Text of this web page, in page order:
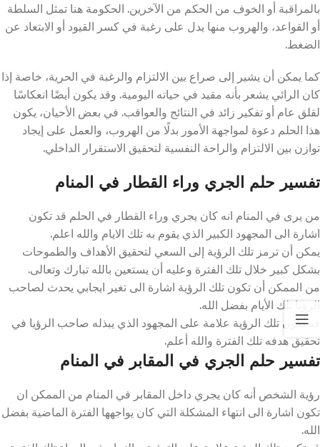
بالمراقبة أو الخوف من الحكم من الآخرين. الحكومة هنا تمثل السلطة
أو القواعد، والهروب منها يدل على رغبة في كسر القيود أو الابتعاد عن
الضغط.
كما يمكن أن يشير إلى صراع بين الالتزام والرغبة في الحرية، خاصة إذا
كان الرائي يشعر بأنه مقيد في حياته اليومية. وقد يكون أيضًا انعكاسًا
لقلق عام أو تفكير زائد في النتائج والعواقب. في بعض الأحيان، يكون
هذا الحلم دعوة لمواجهة الأمور بدلًا من الهروب، والعمل على إيجاد
توازن بين الالتزام والراحة النفسية لتحقيق الاستقرار الداخلي.
تفسير حلم الجري وراء القطار في المنام
من يرى في المنام انه كان يجري وراء القطار في الحلم قد تكون
اشارة الى المجهود الكبير الذي يقوم به تلك الايام والله اعلم.
يمكن أن ترمز تلك الرؤية إلى السعي لتحقيق الأهداف والطموحات
بشكل كبير خلال تلك الفترة وعليه أن يستعين بالله تبارك وتعالى.
من الممكن أن تكون تلك الرؤية اشارة الى تغير ايجابي يحدث لصاحب
الرؤيا تلك الأيام بفضل الله.
قد تكون تلك الرؤية علامة على المجهود الذي يبذله صاحب الرؤيا في
تحقيق هدفه تلك الفترة والله أعلم.
تفسير حلم الجري في المقابر في المنام
رؤية الشخص أنه كان يجري داخل المقابر في المنام من الممكن ان
تكون اشارة الى انتهاء المشكلة التي كان يواجهها الفترة الماضية بفضل
الله.